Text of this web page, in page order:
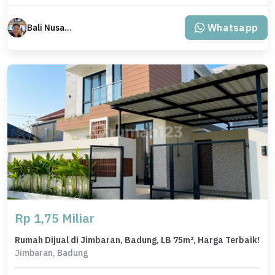
Bali Nusantara Travel Whatsapp
Rp 1,75 Miliar
Rumah Dijual di Jimbaran, Badung, LB 75m², Harga Terbaik!
Jimbaran, Badung